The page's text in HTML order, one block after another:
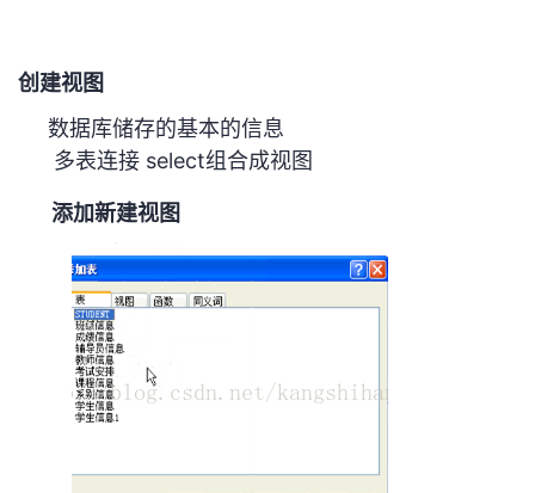
的
博
我
的
我
创建视图
数据库储存的基本的信息
多表连接 select组合成视图
添加新建视图